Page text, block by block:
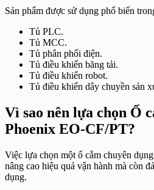
Sản phẩm được sử dụng phổ biến
Tủ PLC.
Tủ MCC.
Tủ phân phối điện.
Tủ điều khiển băng tải.
Tủ điều khiển robot.
Tủ điều khiển dây chuyền sản
Vì sao nên lựa chọn Ổ
Phoenix EO-CF/PT?
Việc lựa chọn một ổ cắm chuyên
nâng cao hiệu quả vận hành mà còn
dụng.